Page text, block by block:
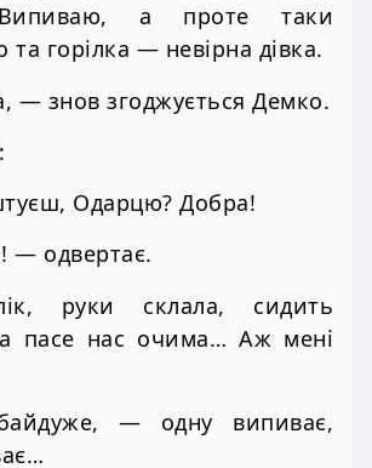
а проте таки
горілка — невірна дівка.
— знов згоджується Демко.
Одарцю? Добра!
— одвертає.
руки склала, сидить
пасе нас очима… Аж мені
— одну випиває,